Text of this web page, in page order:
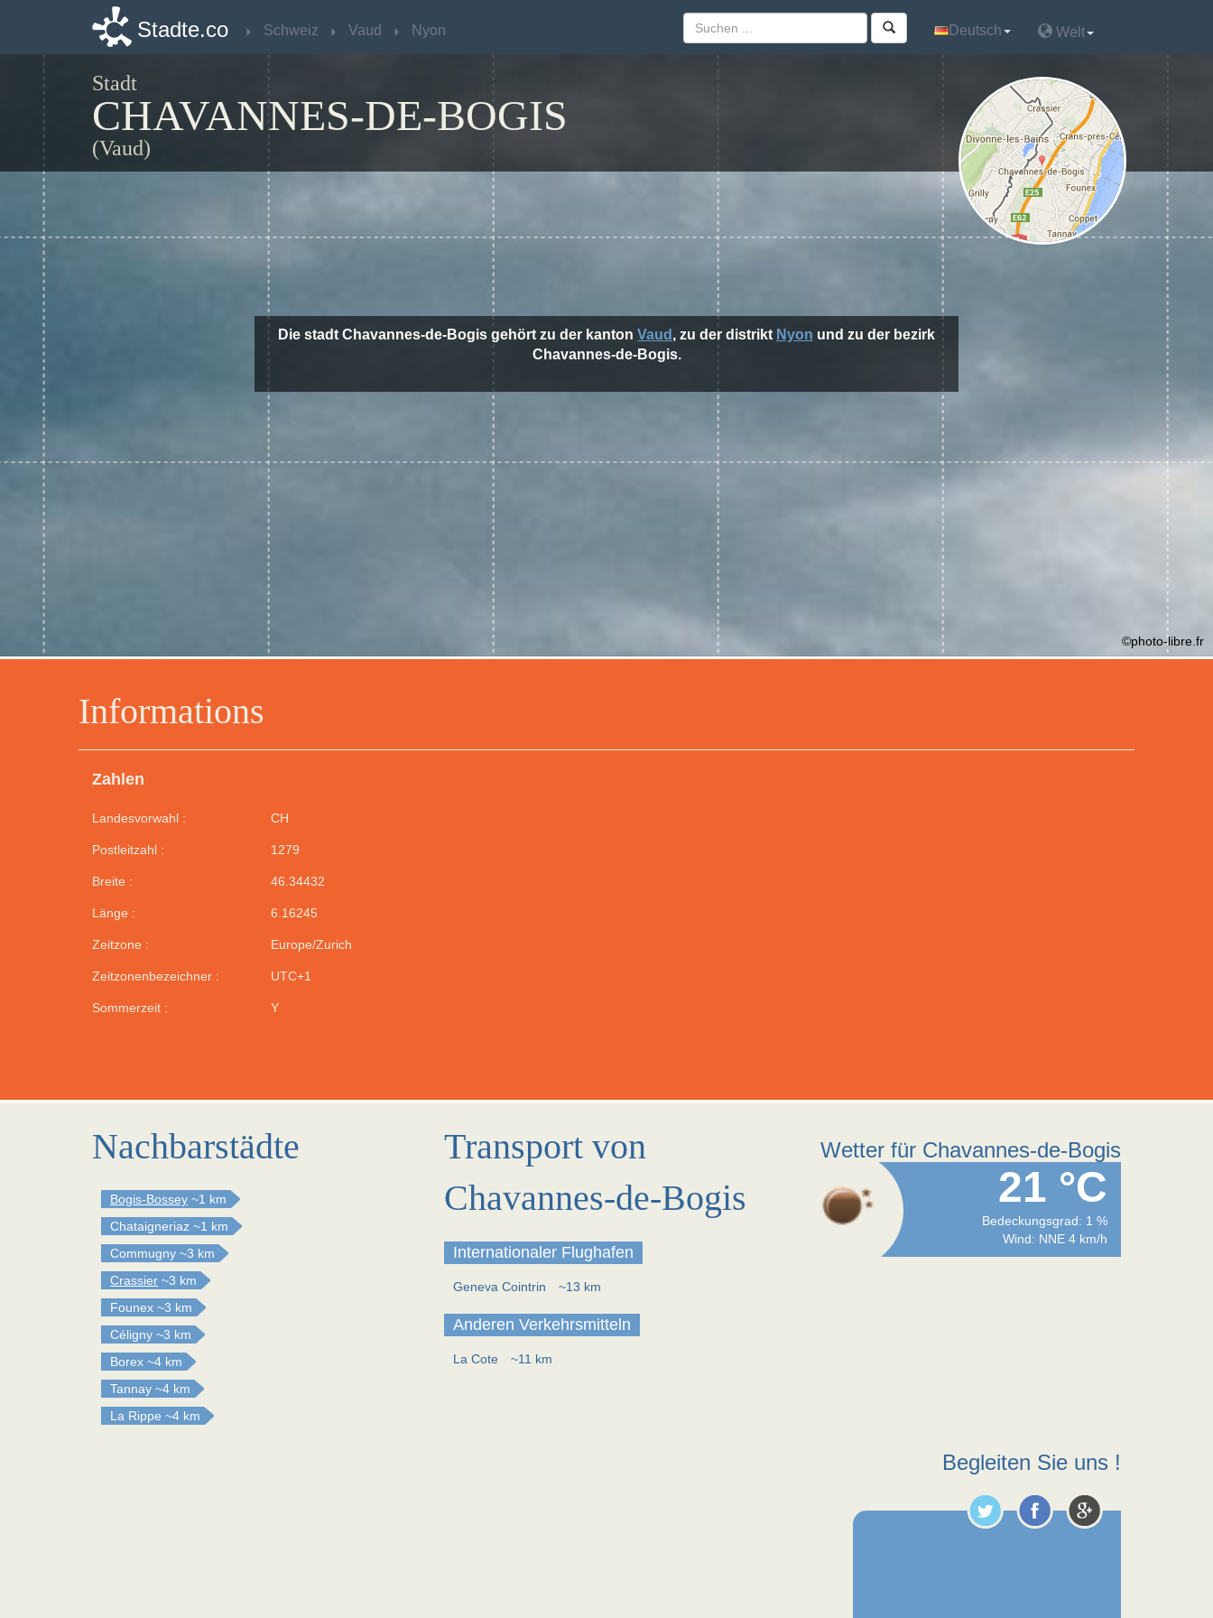
Stadte.co Schweiz Vaud Nyon Deutsch Welt
Stadt
CHAVANNES-DE-BOGIS
(Vaud)
Informations
Zahlen
Landesvorwahl : CH
Postleitzahl : 1279
Breite : 46.34432
Länge : 6.16245
Zeitzone : Europe/Zurich
Zeitzonenbezeichner : UTC+1
Sommerzeit : Y
Die stadt Chavannes-de-Bogis gehört zu der kanton Vaud , zu der distrikt Nyon und zu der bezirk
Chavannes-de-Bogis.
©photo-libre.fr
Nachbarstädte
Bogis-Bossey ~1 km
Chataigneriaz ~1 km
Commugny ~3 km
Crassier ~3 km
Founex ~3 km
Céligny ~3 km
Borex ~4 km
Tannay ~4 km
La Rippe ~4 km
Transport von
Chavannes-de-Bogis
Internationaler Flughafen
Geneva Cointrin ~13 km
Anderen Verkehrsmitteln
La Cote ~11 km
Wetter für Chavannes-de-Bogis
21 °C
Bedeckungsgrad: 1 %
Wind: NNE 4 km/h
Begleiten Sie uns !
Stadte.co Schweiz Vaud Nyon Deutsch Welt